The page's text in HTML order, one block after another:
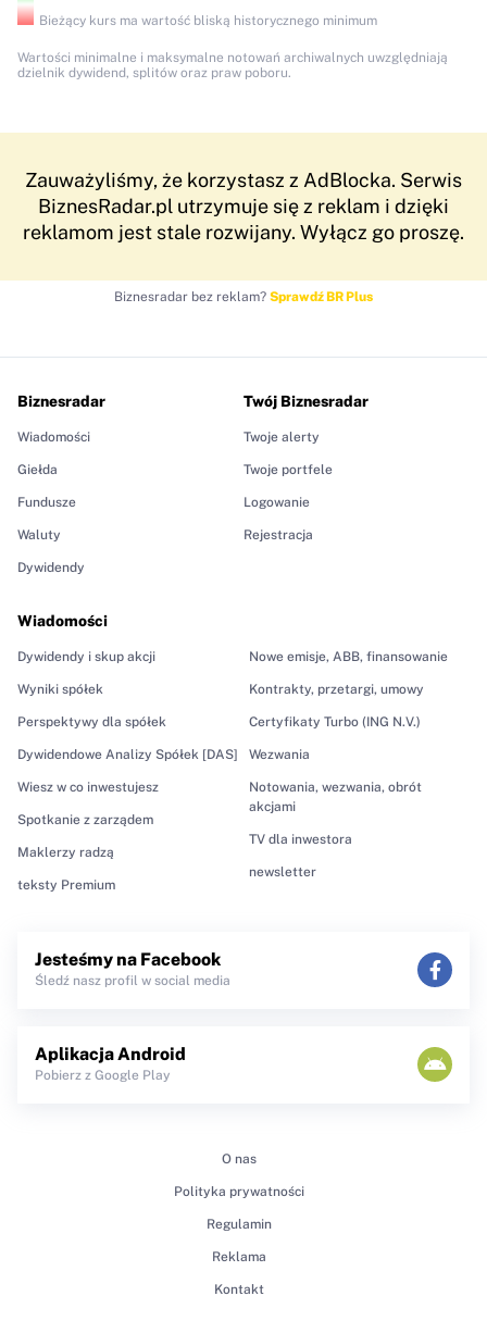
Bieżący kurs ma wartość bliską historycznego minimum
Wartości minimalne i maksymalne notowań archiwalnych uwzględniają
dzielnik dywidend, splitów oraz praw poboru.
Biznesradar bez reklam? Sprawdź BR Plus
Biznesradar
Wiadomości
Giełda
Fundusze
Waluty
Dywidendy
Wiadomości
Dywidendy i skup akcji
Wyniki spółek
Perspektywy dla spółek
Dywidendowe Analizy Spółek [DAS]
Wiesz w co inwestujesz
Spotkanie z zarządem
Maklerzy radzą
teksty Premium
Nowe emisje, ABB, finansowanie
Kontrakty, przetargi, umowy
Certyfikaty Turbo (ING N.V.)
Wezwania
Notowania, wezwania, obrót
akcjami
TV dla inwestora
newsletter
Twój Biznesradar
Twoje alerty
Twoje portfele
Logowanie
Rejestracja
Jesteśmy na Facebook
Śledź nasz profil w social media
Aplikacja Android
Pobierz z Google Play
O nas
Polityka prywatności
Regulamin
Reklama
Kontakt